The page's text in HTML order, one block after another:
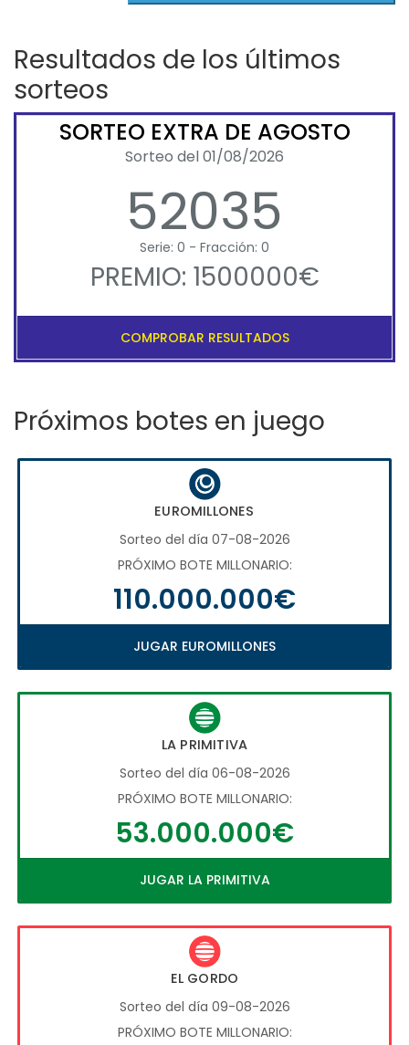
Resultados de los últimos
sorteos
SORTEO EXTRA DE AGOSTO
Sorteo del 01/08/2026
52035
Serie: 0 - Fracción: 0
PREMIO: 1500000€
COMPROBAR RESULTADOS
Próximos botes en juego
EUROMILLONES
Sorteo del día 07-08-2026
PRÓXIMO BOTE MILLONARIO:
110.000.000€
JUGAR EUROMILLONES
LA PRIMITIVA
Sorteo del día 06-08-2026
PRÓXIMO BOTE MILLONARIO:
53.000.000€
JUGAR LA PRIMITIVA
EL GORDO
Sorteo del día 09-08-2026
PRÓXIMO BOTE MILLONARIO: